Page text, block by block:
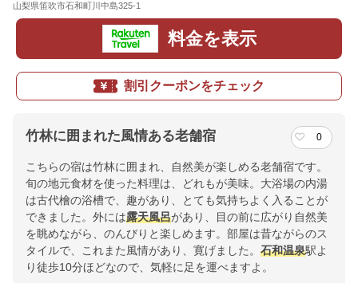
山梨県笛吹市石和町川中島325-1
料金を表示
割引クーポンをチェック
竹林に囲まれた風情ある老舗宿 0
こちらの宿は竹林に囲まれ、自然美が楽しめる老舗宿です。
旬の地元食材を使った料理は、どれもが美味。大浴場の内湯
は古代檜の浴槽で、趣があり、とても気持ちよく入ることが
できました。外には露天風呂があり、目の前に広がり自然美
を眺めながら、のんびりと楽しめます。部屋は昔ながらのス
タイルで、これまた風情があり、寛げました。 石和温泉駅よ
り徒歩10分ほどなので、気軽に足を運べますよ。